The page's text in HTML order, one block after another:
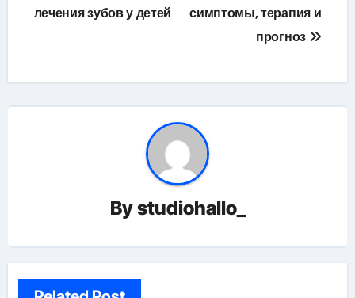
по
лечения зубов у детей
симптомы, терапия и
прогноз
Bystudiohallo_